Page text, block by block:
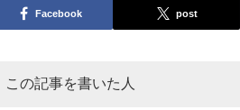
Facebook post
この記事を書いた人